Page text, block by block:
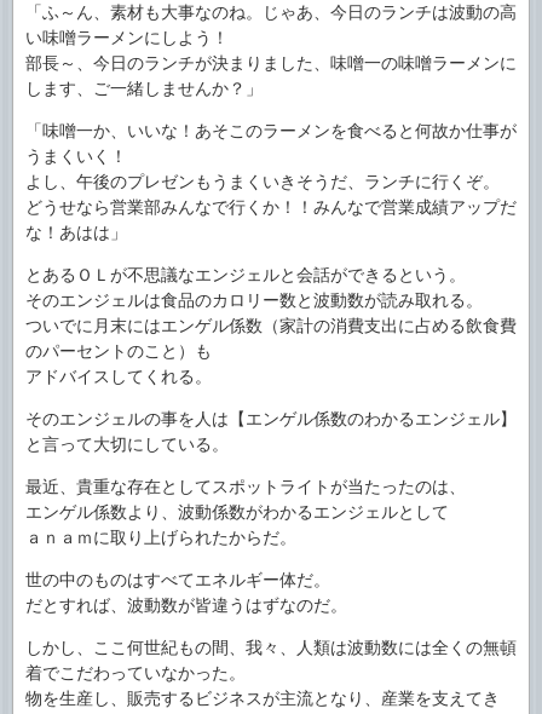
「ふ～ん、素材も大事なのね。じゃあ、今日のランチは波動の高
い味噌ラーメンにしよう！
部長～、今日のランチが決まりました、味噌一の味噌ラーメンに
します、ご一緒しませんか？」
「味噌一か、いいな！あそこのラーメンを食べると何故か仕事が
うまくいく！
よし、午後のプレゼンもうまくいきそうだ、ランチに行くぞ。
どうせなら営業部みんなで行くか！！みんなで営業成績アップだ
な！あはは」
とあるＯＬが不思議なエンジェルと会話ができるという。
そのエンジェルは食品のカロリー数と波動数が読み取れる。
ついでに月末にはエンゲル係数（家計の消費支出に占める飲食費
のパーセントのこと）も
アドバイスしてくれる。
そのエンジェルの事を人は【エンゲル係数のわかるエンジェル】
と言って大切にしている。
最近、貴重な存在としてスポットライトが当たったのは、
エンゲル係数より、波動係数がわかるエンジェルとして
ａｎａｍに取り上げられたからだ。
世の中のものはすべてエネルギー体だ。
だとすれば、波動数が皆違うはずなのだ。
しかし、ここ何世紀もの間、我々、人類は波動数には全くの無頓
着でこだわっていなかった。
物を生産し、販売するビジネスが主流となり、産業を支えてき